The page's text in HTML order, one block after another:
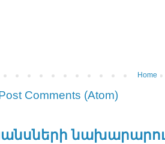
Home
Comments (Atom)